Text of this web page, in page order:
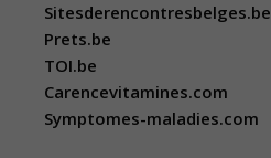
Sitesderencontresbelges.be
Prets.be
TOI.be
Carencevitamines.com
Symptomes-maladies.com